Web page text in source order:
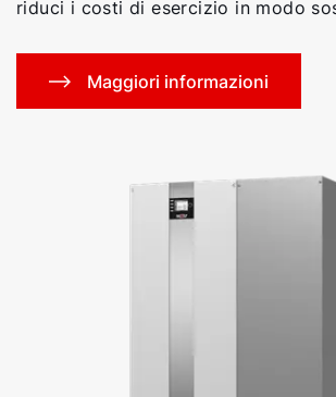
riduci i costi di esercizio in modo
Maggiori informazioni